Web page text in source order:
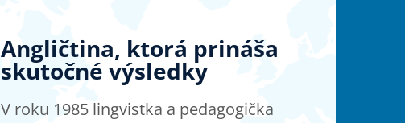
Angličtina, ktorá prináša
skutočné výsledky
V roku 1985 lingvistka a pedagogička